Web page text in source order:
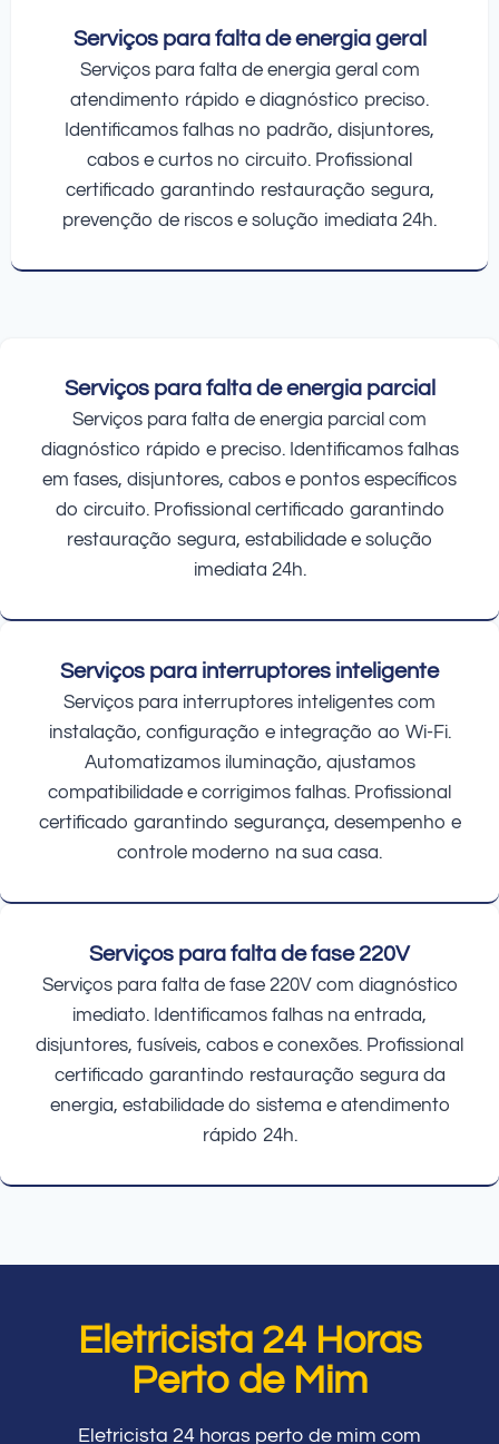
Serviços para falta de energia geral
Serviços para falta de energia geral com
atendimento rápido e diagnóstico preciso.
Identificamos falhas no padrão, disjuntores,
cabos e curtos no circuito. Profissional
certificado garantindo restauração segura,
prevenção de riscos e solução imediata 24h.
Serviços para falta de energia parcial
Serviços para falta de energia parcial com
diagnóstico rápido e preciso. Identificamos falhas
em fases, disjuntores, cabos e pontos específicos
do circuito. Profissional certificado garantindo
restauração segura, estabilidade e solução
imediata 24h.
Serviços para interruptores inteligente
Serviços para interruptores inteligentes com
instalação, configuração e integração ao Wi-Fi.
Automatizamos iluminação, ajustamos
compatibilidade e corrigimos falhas. Profissional
certificado garantindo segurança, desempenho e
controle moderno na sua casa.
Serviços para falta de fase 220V
Serviços para falta de fase 220V com diagnóstico
imediato. Identificamos falhas na entrada,
disjuntores, fusíveis, cabos e conexões. Profissional
certificado garantindo restauração segura da
energia, estabilidade do sistema e atendimento
rápido 24h.
Eletricista 24 Horas
Perto de Mim
Eletricista 24 horas perto de mim com